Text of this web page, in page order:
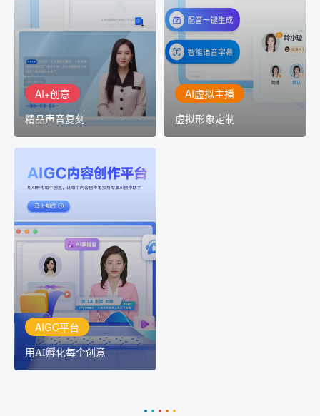
AI+创意
精品声音复刻
AI+创意：AIGC 能力集中
展示窗口，体验 AIGC 给
生活和生产带来的改变
AI虚拟主播
虚拟形象定制
讯飞智作：让每一个内容
创作者高效生产灵活定制
AIGC平台
用AI孵化每个创意
AIGC平台
用AI孵化每个创意
讯飞AIGC平台：让每个创
作者都拥有自己的专注AI
创作助手